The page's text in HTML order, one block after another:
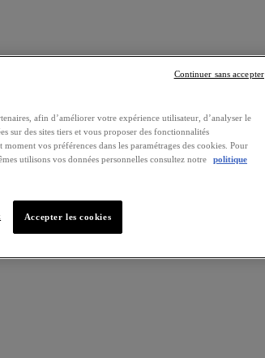
afin d’améliorer votre expérience utilisateur, d’analyser le
sur des sites tiers et vous proposer des fonctionnalités
vos préférences dans les paramétrages des cookies. Pour
utilisons vos données personnelles consultez notre
politique
Accepter les cookies
Continuer sans accepter